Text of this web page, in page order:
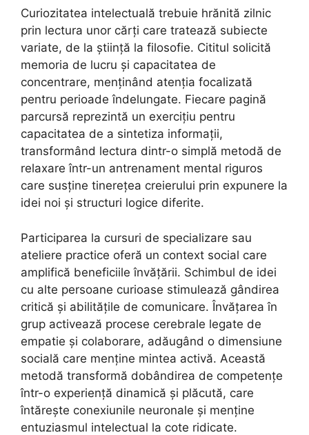
Curiozitatea intelectuală trebuie hrănită zilnic
prin lectura unor cărți care tratează subiecte
variate, de la știință la filosofie. Cititul solicită
memoria de lucru și capacitatea de
concentrare, menținând atenția focalizată
pentru perioade îndelungate. Fiecare pagină
parcursă reprezintă un exercițiu pentru
capacitatea de a sintetiza informații,
transformând lectura dintr-o simplă metodă de
relaxare într-un antrenament mental riguros
care susține tinerețea creierului prin expunere la
idei noi și structuri logice diferite.
Participarea la cursuri de specializare sau
ateliere practice oferă un context social care
amplifică beneficiile învățării. Schimbul de idei
cu alte persoane curioase stimulează gândirea
critică și abilitățile de comunicare. Învățarea în
grup activează procese cerebrale legate de
empatie și colaborare, adăugând o dimensiune
socială care menține mintea activă. Această
metodă transformă dobândirea de competențe
într-o experiență dinamică și plăcută, care
întărește conexiunile neuronale și menține
entuziasmul intelectual la cote ridicate.